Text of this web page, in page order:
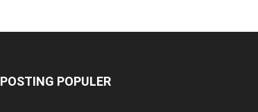
POSTING POPULER